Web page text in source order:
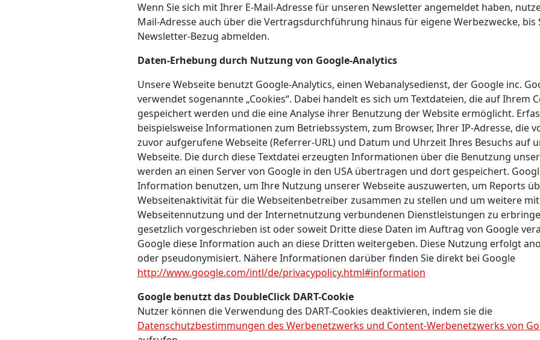
Wenn Sie sich mit Ihrer E-Mail-Adresse für unseren Newsletter angemeldet haben,
Mail-Adresse auch über die Vertragsdurchführung hinaus für eigene Werbezwecke, bis
Newsletter-Bezug abmelden.
Daten-Erhebung durch Nutzung von Google-Analytics
Unsere Webseite benutzt Google-Analytics, einen Webanalysedienst, der Google inc.
verwendet sogenannte „Cookies“. Dabei handelt es sich um Textdateien, die auf Ihrem
gespeichert werden und die eine Analyse ihrer Benutzung der Website ermöglicht.
beispielsweise Informationen zum Betriebssystem, zum Browser, Ihrer IP-Adresse, die
zuvor aufgerufene Webseite (Referrer-URL) und Datum und Uhrzeit Ihres Besuchs auf
Webseite. Die durch diese Textdatei erzeugten Informationen über die Benutzung
werden an einen Server von Google in den USA übertragen und dort gespeichert.
Information benutzen, um Ihre Nutzung unserer Webseite auszuwerten, um Reports
Webseitenaktivität für die Webseitenbetreiber zusammen zu stellen und um weitere
Webseitennutzung und der Internetnutzung verbundenen Dienstleistungen zu
gesetzlich vorgeschrieben ist oder soweit Dritte diese Daten im Auftrag von Google
Google diese Information auch an diese Dritten weitergeben. Diese Nutzung erfolgt
oder pseudonymisiert. Nähere Informationen darüber finden Sie direkt bei Google
http://www.google.com/intl/de/privacypolicy.html#information
Google benutzt das DoubleClick DART-Cookie
Nutzer können die Verwendung des DART-Cookies deaktivieren, indem sie die
Datenschutzbestimmungen des Werbenetzwerks und Content-Werbenetzwerks von